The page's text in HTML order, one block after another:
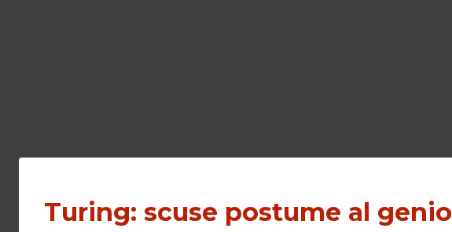
Turing: scuse postume al genio